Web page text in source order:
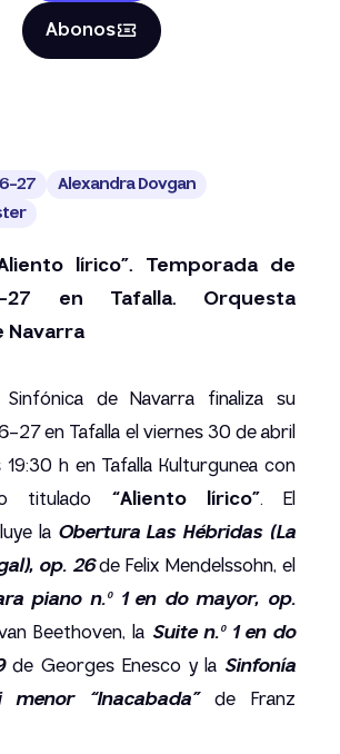
Abonos
27
Alexandra Dovgan
lírico”. Temporada de
27 en Tafalla. Orquesta
Navarra
de Navarra finaliza su
en Tafalla el viernes 30 de abril
h en Tafalla Kulturgunea con
titulado “Aliento lírico”. El
la Obertura Las Hébridas (La
op. 26de Felix Mendelssohn, el
piano n.º 1 en do mayor, op.
Beethoven, la Suite n.º 1 en do
de Georges Enesco y la Sinfonía
“Inacabada”de Franz